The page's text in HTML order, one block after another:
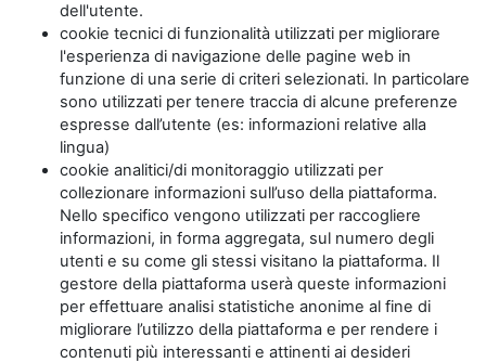
dell'utente.
cookie tecnici di funzionalità utilizzati per migliorare
l'esperienza di navigazione delle pagine web in
funzione di una serie di criteri selezionati. In particolare
sono utilizzati per tenere traccia di alcune preferenze
espresse dall’utente (es: informazioni relative alla
lingua)
cookie analitici/di monitoraggio utilizzati per
collezionare informazioni sull’uso della piattaforma.
Nello specifico vengono utilizzati per raccogliere
informazioni, in forma aggregata, sul numero degli
utenti e su come gli stessi visitano la piattaforma. Il
gestore della piattaforma userà queste informazioni
per effettuare analisi statistiche anonime al fine di
migliorare l’utilizzo della piattaforma e per rendere i
contenuti più interessanti e attinenti ai desideri